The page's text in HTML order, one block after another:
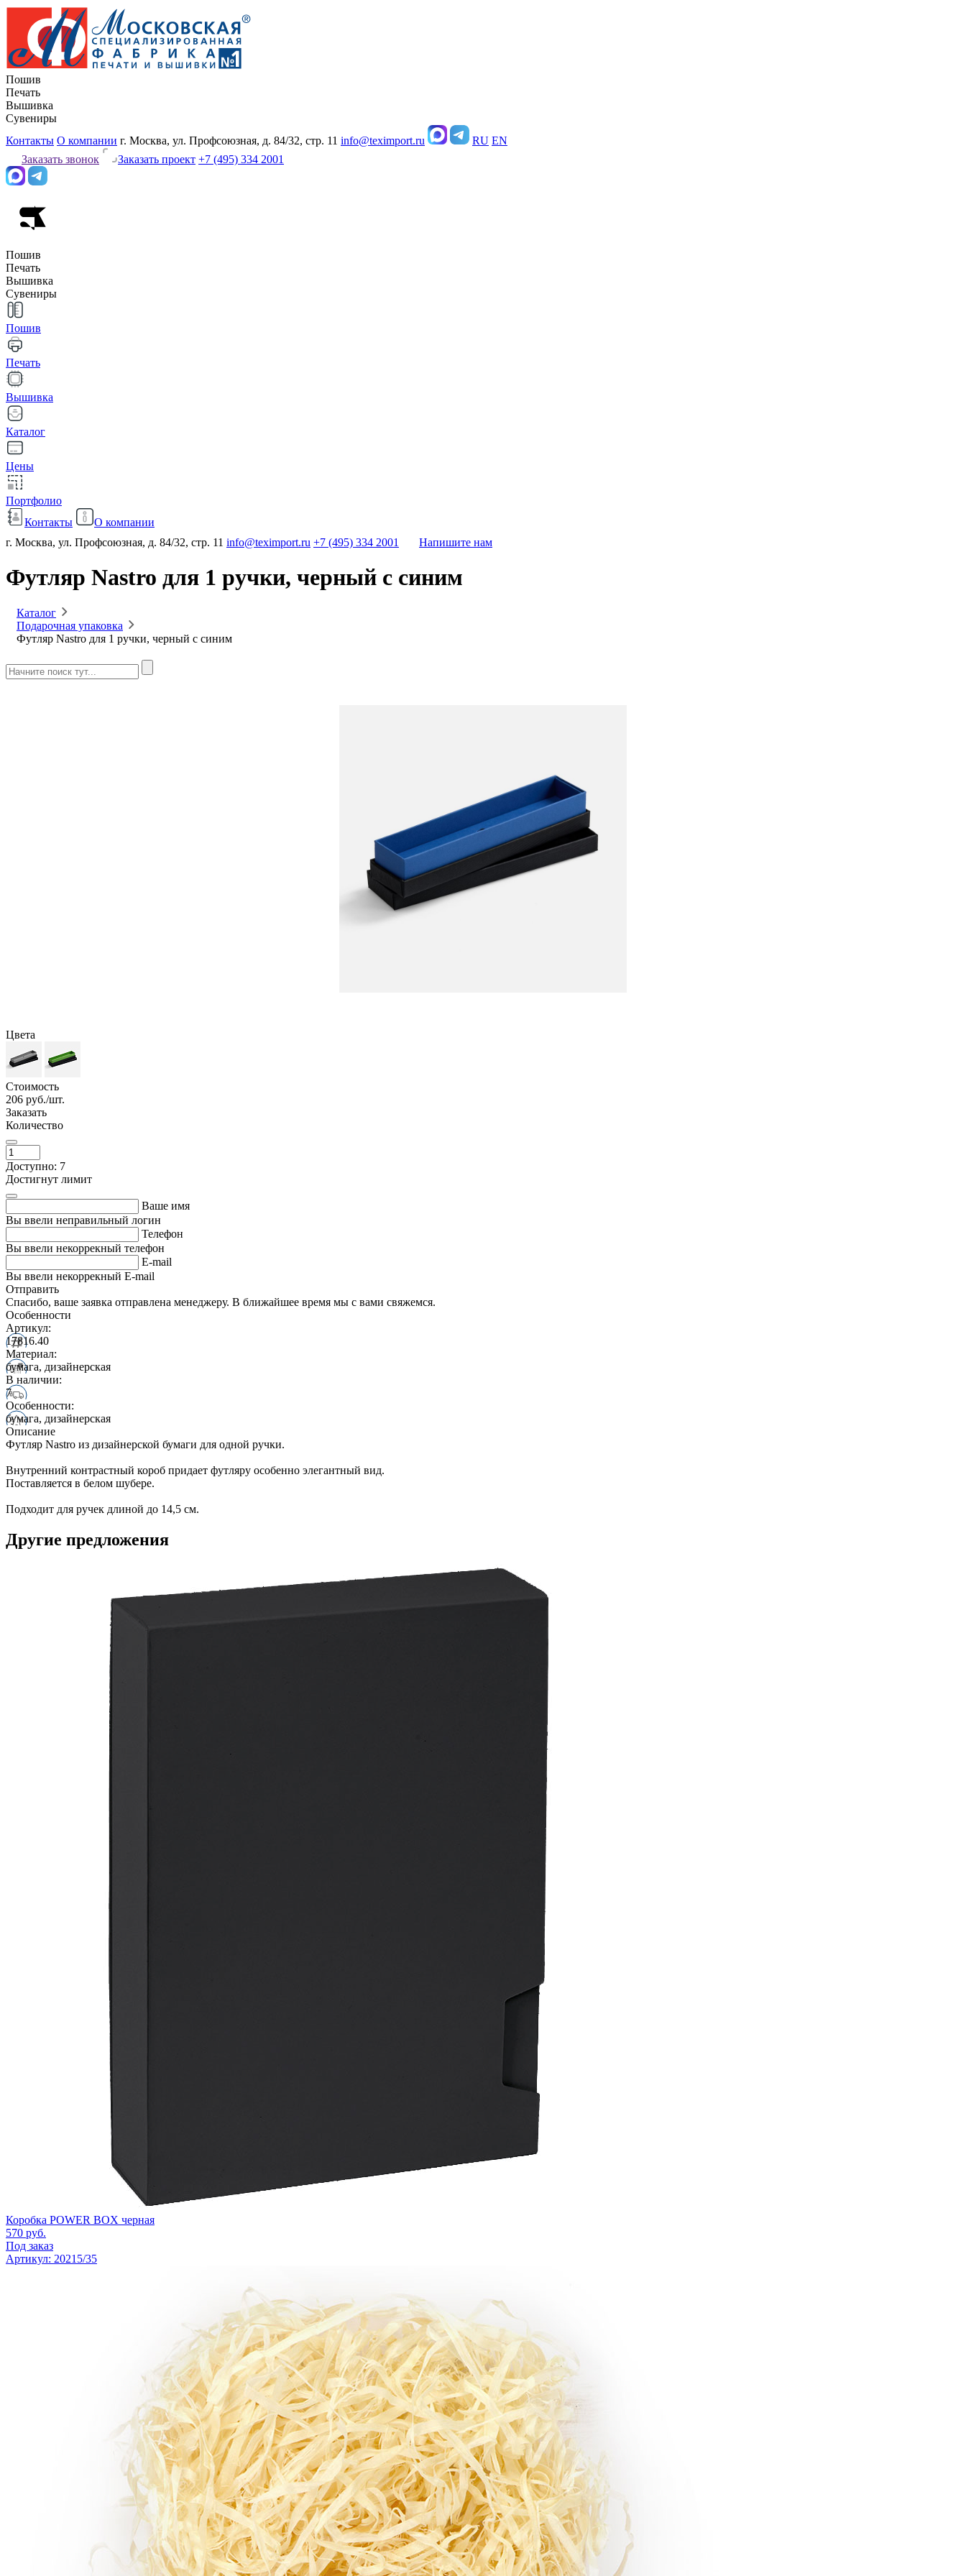
Пошив
Печать
Вышивка
Сувениры
Контакты О компании г. Москва, ул. Профсоюзная, д. 84/32, стр. 11 info@teximport.ru RU EN
Заказать звонок
Заказать проект +7 (495) 334 2001
Пошив
Печать
Вышивка
Сувениры
Пошив
Печать
Вышивка
Каталог
Цены
Портфолио
Контакты
О компании
г. Москва, ул. Профсоюзная, д. 84/32, стр. 11 info@teximport.ru +7 (495) 334 2001 Напишите нам
Футляр Nastro для 1 ручки, черный с синим
Каталог
Подарочная упаковка
Футляр Nastro для 1 ручки, черный с синим
Цвета
Стоимость
206 руб./шт.
Заказать
Количество
Доступно: 7
Достигнут лимит
Ваше имя
Вы ввели неправильный логин
Телефон
Вы ввели некоррекный телефон
E-mail
Вы ввели некоррекный E-mail
Отправить
Спасибо, ваше заявка отправлена менеджеру. В ближайшее время мы с вами свяжемся.
Особенности
Артикул:
17816.40
Материал:
бумага, дизайнерская
В наличии:
7
Особенности:
бумага, дизайнерская
Описание
Футляр Nastro из дизайнерской бумаги для одной ручки.
Внутренний контрастный короб придает футляру особенно элегантный вид.
Поставляется в белом шубере.
Подходит для ручек длиной до 14,5 см.
Другие предложения
Коробка POWER BOX черная
570 руб.
Под заказ
Артикул: 20215/35